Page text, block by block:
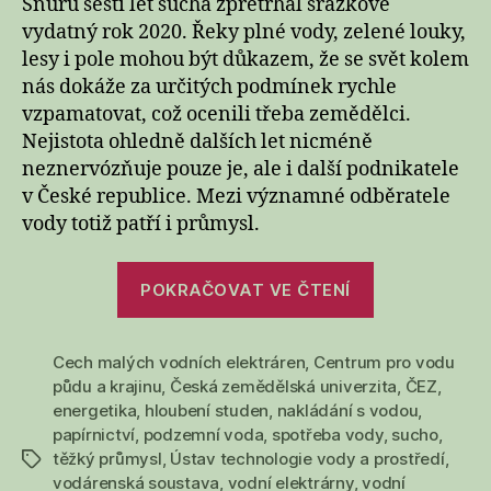
vydatný rok 2020. Řeky plné vody, zelené louky,
lesy i pole mohou být důkazem, že se svět kolem
nás dokáže za určitých podmínek rychle
vzpamatovat, což ocenili třeba zemědělci.
Nejistota ohledně dalších let nicméně
neznervózňuje pouze je, ale i další podnikatele
v České republice. Mezi významné odběratele
vody totiž patří i průmysl.
POKRAČOVAT VE ČTENÍ
voda:
problémy
hrozí
papírnám
i
Štítky
Cech malých vodních elektráren, Centrum pro vodu
půdu a krajinu, Česká zemědělská univerzita, ČEZ,
energetika, hloubení studen, nakládání s vodou,
papírnictví, podzemní voda, spotřeba vody, sucho,
těžký průmysl, Ústav technologie vody a prostředí,
vodárenská soustava, vodní elektrárny,vodní